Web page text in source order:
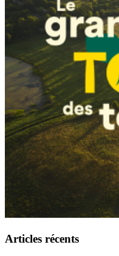
Articles récents